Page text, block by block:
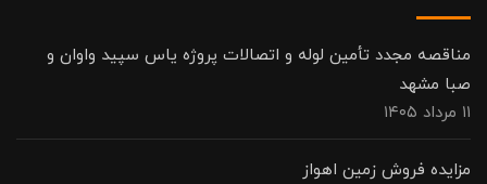
مناقصه مجدد تأمین لوله و اتصالات پروژه یاس سپید واوان و
صبا مشهد
۱۱ مرداد ۱۴۰۵
مزایده فروش زمین اهواز